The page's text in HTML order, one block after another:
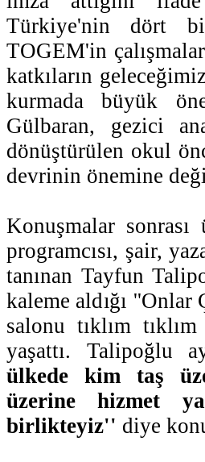
Türkiye'nin dört
TOGEM'in
katkıların
kurmada büyük
Gülbaran, gezici
dönüştürülen okul
devrinin önemine
Konuşmalar
programcısı, şair,
tanınan Tayfun
kaleme aldığı
salonu tıklım
yaşattı. Talipoğlu
ülkede kim taş
üzerine hizmet
birlikteyiz'' diye